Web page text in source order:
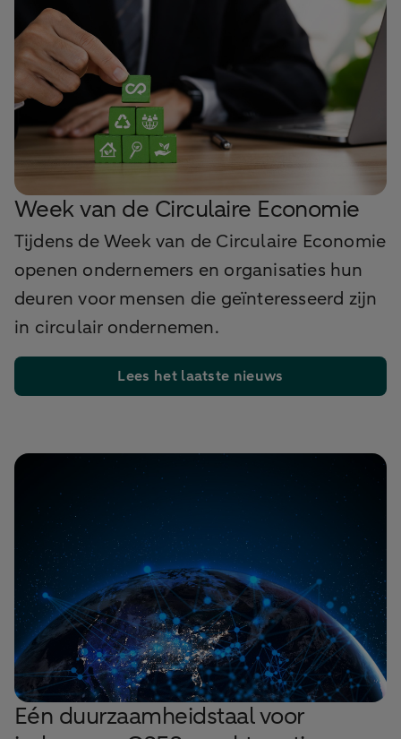
Week van de Circulaire Economie
Tijdens de Week van de Circulaire Economie
openen ondernemers en organisaties hun
deuren voor mensen die geïnteresseerd zijn
in circulair ondernemen.
Lees het laatste nieuws
Eén duurzaamheidstaal voor